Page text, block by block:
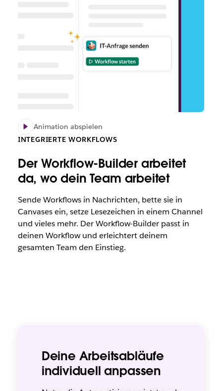
Animation abspielen
INTEGRIERTE WORKFLOWS
Der Workflow-Builder arbeitet
da, wo dein Team arbeitet
Sende Workflows in Nachrichten, bette sie in
Canvases ein, setze Lesezeichen in einem Channel
und vieles mehr. Der Workflow-Builder passt in
deinen Workflow und erleichtert deinem
gesamten Team den Einstieg.
Deine Arbeitsabläufe
individuell anpassen